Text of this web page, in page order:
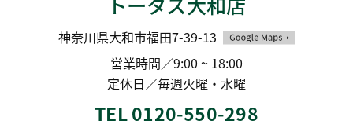
神奈川県大和市福田7-39-13
営業時間／9:00 ~ 18:00
定休日／毎週火曜・水曜
TEL 0120-550-298